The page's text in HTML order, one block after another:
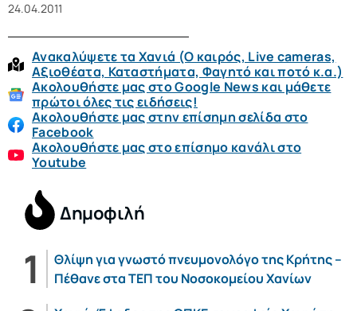
24.04.2011
Ανακαλύψετε τα Χανιά (O καιρός, Live cameras,
Αξιοθέατα, Καταστήματα, Φαγητό και ποτό κ.α.)
Ακολουθήστε μας στο Google News και μάθετε
πρώτοι όλες τις ειδήσεις!
Ακολουθήστε μας στην επίσημη σελίδα στο
Facebook
Ακολουθήστε μας στο επίσημο κανάλι στο
Youtube
Δημοφιλή
Θλίψη για γνωστό πνευμονολόγο της Κρήτης –
Πέθανε στα ΤΕΠ του Νοσοκομείου Χανίων